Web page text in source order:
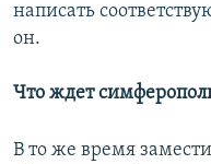
написать
он.
Что ждет
В то же время